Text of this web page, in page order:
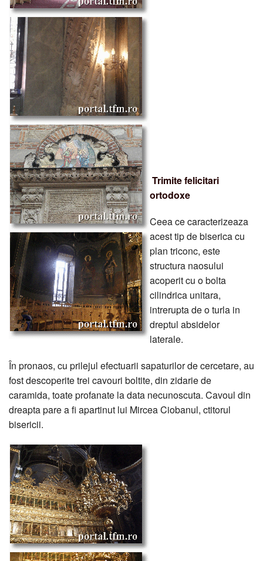
Trimite felicitari
ortodoxe
Ceea ce caracterizeaza
acest tip de biserica cu
plan triconc, este
structura naosului
acoperit cu o bolta
cilindrica unitara,
intrerupta de o turla in
dreptul absidelor
laterale.
În pronaos, cu prilejul efectuarii sapaturilor de cercetare, au
fost descoperite trei cavouri boltite, din zidarie de
caramida, toate profanate la data necunoscuta. Cavoul din
dreapta pare a fi apartinut lui Mircea Ciobanul, ctitorul
bisericii.